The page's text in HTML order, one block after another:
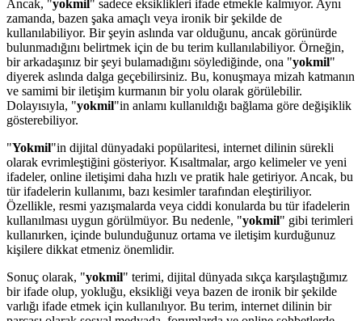
Ancak, "yokmil" sadece eksiklikleri ifade etmekle kalmıyor. Aynı
zamanda, bazen şaka amaçlı veya ironik bir şekilde de
kullanılabiliyor. Bir şeyin aslında var olduğunu, ancak görünürde
bulunmadığını belirtmek için de bu terim kullanılabiliyor. Örneğin,
bir arkadaşınız bir şeyi bulamadığını söylediğinde, ona "yokmil"
diyerek aslında dalga geçebilirsiniz. Bu, konuşmaya mizah katmanın
ve samimi bir iletişim kurmanın bir yolu olarak görülebilir.
Dolayısıyla, "yokmil"in anlamı kullanıldığı bağlama göre değişiklik
gösterebiliyor.
"Yokmil"in dijital dünyadaki popülaritesi, internet dilinin sürekli
olarak evrimleştiğini gösteriyor. Kısaltmalar, argo kelimeler ve yeni
ifadeler, online iletişimi daha hızlı ve pratik hale getiriyor. Ancak, bu
tür ifadelerin kullanımı, bazı kesimler tarafından eleştiriliyor.
Özellikle, resmi yazışmalarda veya ciddi konularda bu tür ifadelerin
kullanılması uygun görülmüyor. Bu nedenle, "yokmil" gibi terimleri
kullanırken, içinde bulunduğunuz ortama ve iletişim kurduğunuz
kişilere dikkat etmeniz önemlidir.
Sonuç olarak, "yokmil" terimi, dijital dünyada sıkça karşılaştığımız
bir ifade olup, yokluğu, eksikliği veya bazen de ironik bir şekilde
varlığı ifade etmek için kullanılıyor. Bu terim, internet dilinin bir